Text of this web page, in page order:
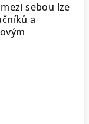
sebou lze
a